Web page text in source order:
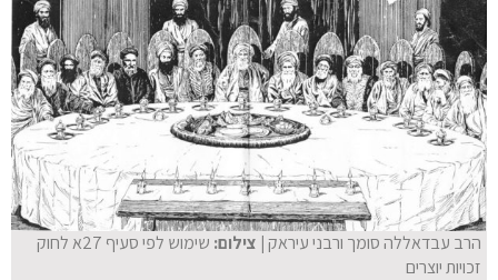
הרב עבדאללה סומך ורבני עיראק| צילום:
שימוש לפי סעיף 27א לחוק
זכויות יוצרים